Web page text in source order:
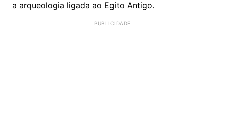
a arqueologia ligada ao Egito Antigo.